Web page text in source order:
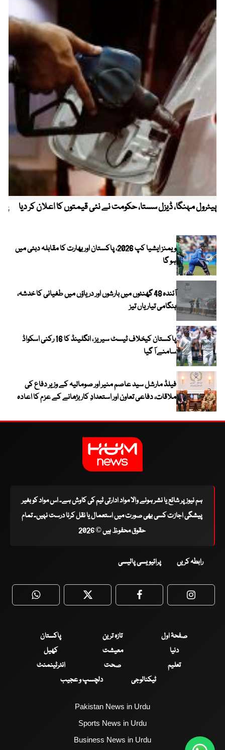
پیٹرول مہنگا، ڈیزل سستا، حکومت نے نئی قیمتوں کا اعلان کر دیا
ویمنز ایشیا کپ 2026، پاکستان اور بھارت کا مقابلہ دبئی میں
ہو گا
آئندہ 48 گھنٹوں میں بارشوں اور دریاؤں میں طغیانی کا خدشہ،
ہنگامی تیاریاں تیز
پاکستان کیخلاف ٹیسٹ سیریز ، انگلینڈ کا 16 رکنی اسکواڈ
سامنے آ گیا
فیلڈ مارشل سید عاصم منیر اور صومالیہ کے وزیر دفاع کی
ملاقات، دفاعی تعاون اور استعدادِ کار بڑھانے کے عزم کا اعادہ
ہم نیوز پر شائع یا نشر ہونے والا مواد ادارتی ٹیم کی کاوش ہے۔ اس مواد کو بغیر
پیشگی اجازت کسی بھی صورت میں استعمال یا نقل کرنا درست نہیں۔ تمام
حقوق محفوظ ہیں © 2026
رابطہ کریں پرائیویسی پالیسی
WhatsApp Twitter Facebook
صفحۂ اول تازہ ترین
پاکستان
دنیا
معیشت
کھیل
تعلیم
صحت
انٹرٹینمنٹ
ٹیکنالوجی
دلچسپ و عجیب
Pakistan News in Urdu
Sports News in Urdu
Business News in Urdu